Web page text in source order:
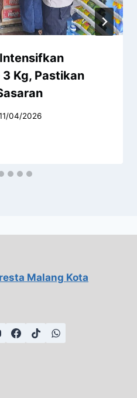
Kg, Pastikan
04/2026
Malang Kota